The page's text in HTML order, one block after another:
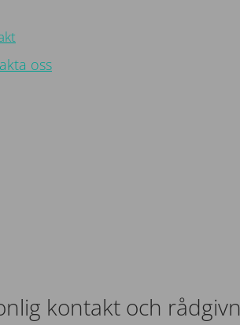
oss
kontakt och